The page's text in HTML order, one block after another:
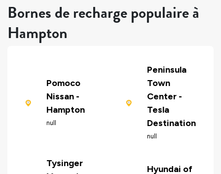
Bornes de recharge populaire à
Hampton
Pomoco
Nissan -
Hampton
null
Peninsula
Town
Center -
Tesla
Destination
null
Tysinger
Hyundai of